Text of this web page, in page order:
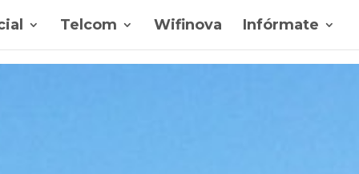
Telcom Wifinova Infórmate